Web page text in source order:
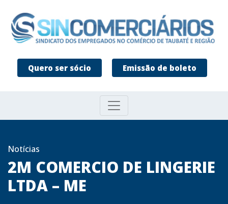
Quero ser sócio Emissão de boleto
Notícias
2M COMERCIO DE LINGERIE
LTDA – ME